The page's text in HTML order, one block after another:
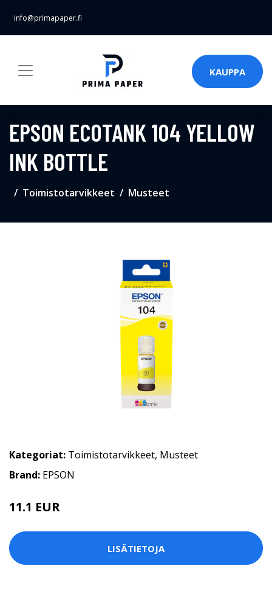
info@primapaper.fi
KAUPPA
EPSON ECOTANK 104 YELLOW
INK BOTTLE
Toimistotarvikkeet Musteet
Kategoriat: Toimistotarvikkeet, Musteet
Brand: EPSON
11.1 EUR
LISÄTIETOJA